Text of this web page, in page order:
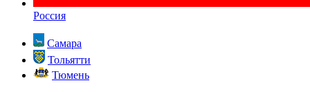
Россия
Самара
Тольятти
Тюмень